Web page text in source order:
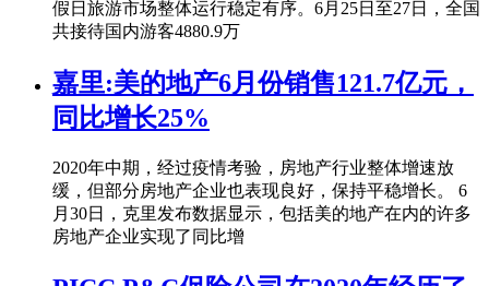
假日旅游市场整体运行稳定有序。6月25日至27日，全国
共接待国内游客4880.9万
嘉里:美的地产6月份销售121.7亿元，
同比增长25%
2020年中期，经过疫情考验，房地产行业整体增速放
缓，但部分房地产企业也表现良好，保持平稳增长。 6
月30日，克里发布数据显示，包括美的地产在内的许多
房地产企业实现了同比增